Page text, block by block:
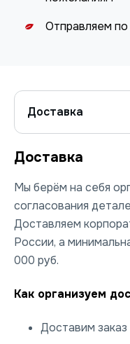
Отправляем
Доставка
Доставка
Мы берём на себя
согласования
Доставляем
России, а
000 руб.
Как организуем
Доставим